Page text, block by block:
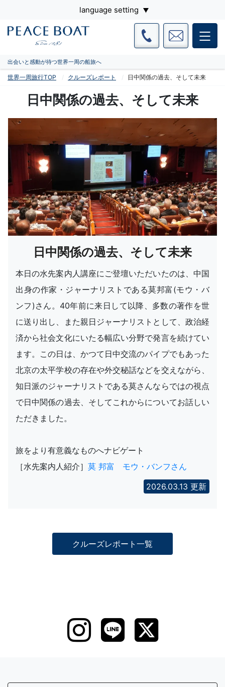
language setting
出会いと感動が待つ世界一周の船旅へ
世界一周旅行TOP クルーズレポート 日中関係の過去、そして未来
日中関係の過去、そして未来
日中関係の過去、そして未来
本日の水先案内人講座にご登壇いただいたのは、中国
出身の作家・ジャーナリストである莫邦富(モウ・バ
ンフ)さん。40年前に来日して以降、多数の著作を世
に送り出し、また親日ジャーナリストとして、政治経
済から社会文化にいたる幅広い分野で発言を続けてい
ます。この日は、かつて日中交流のパイプでもあった
北京の太平学校の存在や外交秘話などを交えながら、
知日派のジャーナリストである莫さんならではの視点
で日中関係の過去、そしてこれからについてお話しい
ただきました。
旅をより有意義なものへナビゲート
［水先案内人紹介］ 莫 邦富 モウ・バンフさん
2026.03.13 更新
クルーズレポート一覧